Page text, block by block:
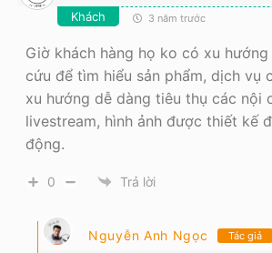
Khách 3 năm trước
Giờ khách hàng họ ko có xu
cứu để tìm hiểu sản phẩm, dịch vụ
xu hướng dễ dàng tiêu thụ các nội
livestream, hình ảnh được thiết kế
động.
0 Trả lời
Nguyễn Anh Ngọc Tác giả